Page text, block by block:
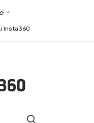
Insta360